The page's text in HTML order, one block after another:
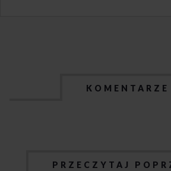
KOMENTARZE
PRZECZYTAJ